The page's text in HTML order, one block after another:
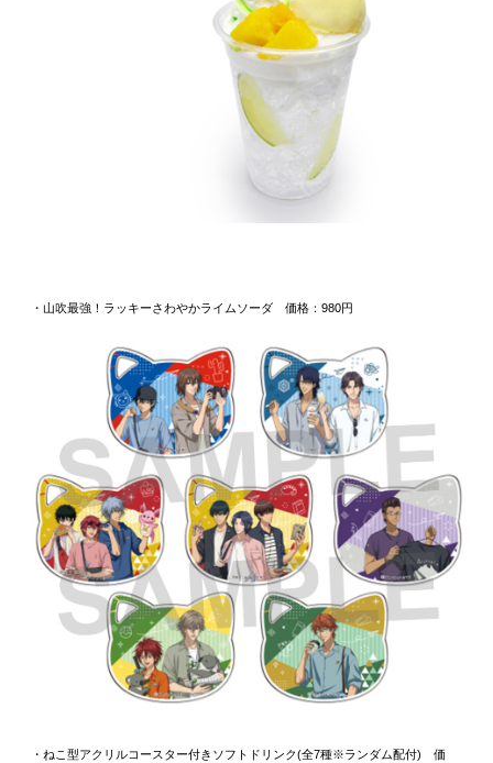
・山吹最強！ラッキーさわやかライムソーダ 価格：980円
・ねこ型アクリルコースター付きソフトドリンク(全7種※ランダム配付) 価